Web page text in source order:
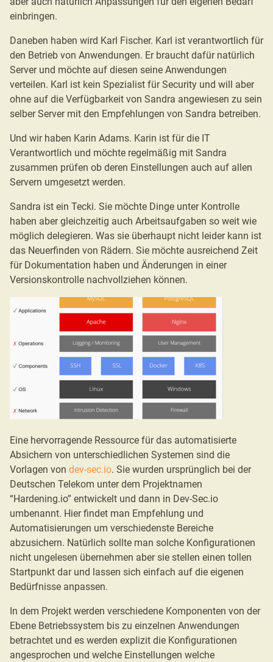
einbringen.
Daneben haben wird Karl Fischer. Karl ist verantwortlich für
den Betrieb von Anwendungen. Er braucht dafür natürlich
Server und möchte auf diesen seine Anwendungen
verteilen. Karl ist kein Spezialist für Security und will aber
ohne auf die Verfügbarkeit von Sandra angewiesen zu sein
selber Server mit den Empfehlungen von Sandra betreiben.
Und wir haben Karin Adams. Karin ist für die IT
Verantwortlich und möchte regelmäßig mit Sandra
zusammen prüfen ob deren Einstellungen auch auf allen
Servern umgesetzt werden.
Sandra ist ein Tecki. Sie möchte Dinge unter Kontrolle
haben aber gleichzeitig auch Arbeitsaufgaben so weit wie
möglich delegieren. Was sie überhaupt nicht leider kann ist
das Neuerfinden von Rädern. Sie möchte ausreichend Zeit
für Dokumentation haben und Änderungen in einer
Versionskontrolle nachvollziehen können.
Eine hervorragende Ressource für das automatisierte
Absichern von unterschiedlichen Systemen sind die
Vorlagen von dev-sec.io. Sie wurden ursprünglich bei der
Deutschen Telekom unter dem Projektnamen
“Hardening.io” entwickelt und dann in Dev-Sec.io
umbenannt. Hier findet man Empfehlung und
Automatisierungen um verschiedenste Bereiche
abzusichern. Natürlich sollte man solche Konfigurationen
nicht ungelesen übernehmen aber sie stellen einen tollen
Startpunkt dar und lassen sich einfach auf die eigenen
Bedürfnisse anpassen.
In dem Projekt werden verschiedene Komponenten von der
Ebene Betriebssystem bis zu einzelnen Anwendungen
betrachtet und es werden explizit die Konfigurationen
angesprochen und welche Einstellungen welche